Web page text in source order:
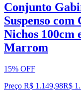
Conjunto
Suspenso
Nichos 100cm
Marrom
15% OFF
Preço R$ 1.149,98R$